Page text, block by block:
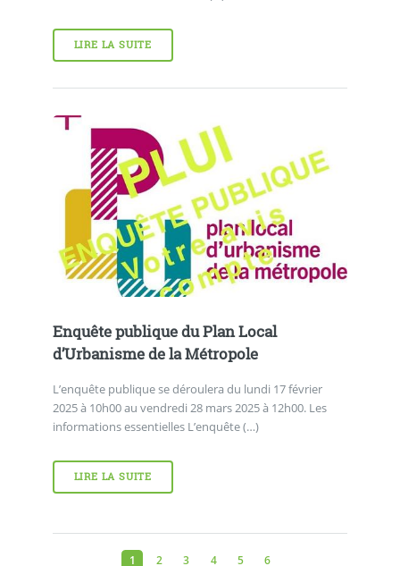
LIRE LA SUITE
Enquête publique du Plan Local
d’Urbanisme de la Métropole
L’enquête publique se déroulera du lundi 17 février
2025 à 10h00 au vendredi 28 mars 2025 à 12h00. Les
informations essentielles L’enquête (…)
LIRE LA SUITE
1 2 3 4 5 6